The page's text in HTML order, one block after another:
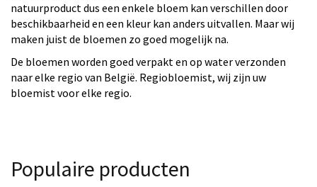
natuurproduct dus een enkele bloem kan verschillen door
beschikbaarheid en een kleur kan anders uitvallen. Maar wij
maken juist de bloemen zo goed mogelijk na.
De bloemen worden goed verpakt en op water verzonden
naar elke regio van België. Regiobloemist, wij zijn uw
bloemist voor elke regio.
Populaire producten